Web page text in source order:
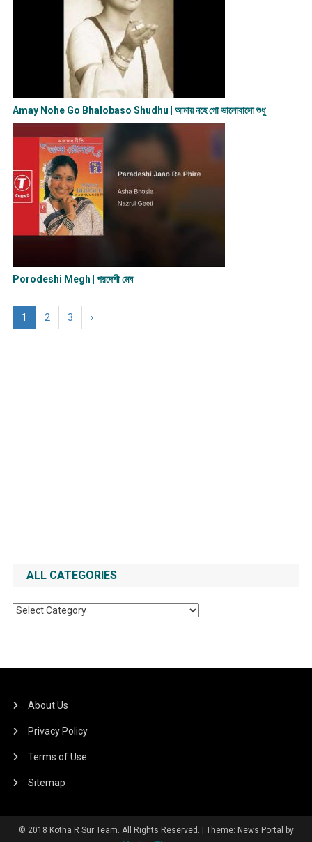
Amay Nohe Go Bhalobaso Shudhu | আমায় নহে গো ভালোবাসো শুধু
Porodeshi Megh | পরদেশী মেঘ
1 2 3 ›
ALL CATEGORIES
All
About Us
Privacy Policy
Terms of Use
Sitemap
© 2018 Kotha R Sur Team. All Rights Reserved.
Theme: News Portal by